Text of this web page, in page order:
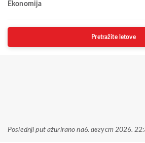
Ekonomija
Pretražite letove
Poslednji put ažurirano na6. август 2026.